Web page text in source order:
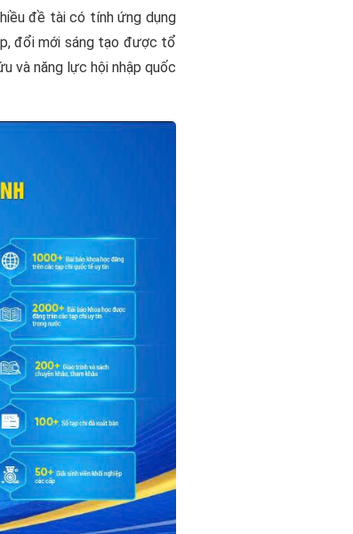
đề tài có tính ứng dụng
đổi mới sáng tạo được tổ
và năng lực hội nhập quốc